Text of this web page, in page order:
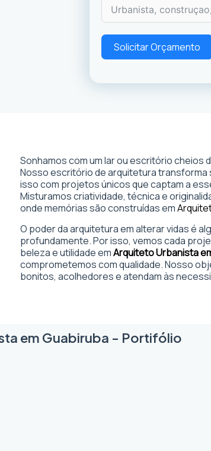
Solicitar Orçamento
Sonhamos com um lar ou escritório cheios
Nosso escritório de arquitetura transforma
isso com projetos únicos que captam a
Misturamos criatividade, técnica e
onde memórias são construídas em
O poder da arquitetura em alterar vidas é
profundamente. Por isso, vemos cada
beleza e utilidade emArquiteto Urbanista
comprometemos com qualidade. Nosso
bonitos, acolhedores e atendam às
em Guabiruba - Portifólio